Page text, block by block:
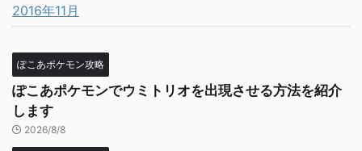
2016年11月
ぽこあポケモン攻略
ぽこあポケモンでウミトリオを出現させる方法を紹介
します
2026/8/8